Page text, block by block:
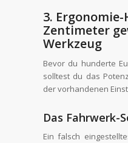
3. Ergonomie-
Zentimeter
Werkzeug
Bevor du hunderte
solltest du das
der vorhandenen
Das Fahrwerk-
Ein falsch